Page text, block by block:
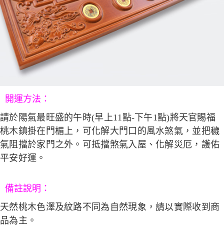
開運方法 ：
請於陽氣最旺盛的午時(早上11點-下午1點)將天官賜福
桃木鎮掛在門楣上，可化解大門口的風水煞氣，並把穢
氣阻擋於家門之外。可抵擋煞氣入屋、化解災厄，護佑
平安好運。
備註說明：
天然桃木色澤及紋路不同為自然現象，請以實際收到商
品為主。